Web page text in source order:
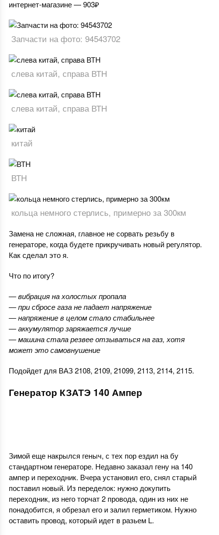
интернет-магазине — 903₽
Запчасти на фото: 94543702
слева китай, справа ВТН
слева китай, справа ВТН
китай
ВТН
кольца немного стерлись, примерно за 300км
Замена не сложная, главное не сорвать резьбу в
генераторе, когда будете прикручивать новый регулятор.
Как сделал это я.
Что по итогу?
— вибрация на холостых пропала
— при сбросе газа не падает напряжение
— напряжение в целом стало стабильнее
— аккумулятор заряжается лучше
— машина стала резвее отзываться на газ, хотя
может это самовнушение
Подойдет для ВАЗ 2108, 2109, 21099, 2113, 2114, 2115.
Генератор КЗАТЭ 140 Ампер
Зимой еще накрылся геныч, с тех пор ездил на бу
стандартном генераторе. Недавно заказал гену на 140
ампер и переходник. Вчера установил его, снял старый
поставил новый. Из переделок: нужно докупить
переходник, из него торчат 2 провода, один из них не
понадобится, я обрезал его и залил герметиком. Нужно
оставить провод, который идет в разьем L.